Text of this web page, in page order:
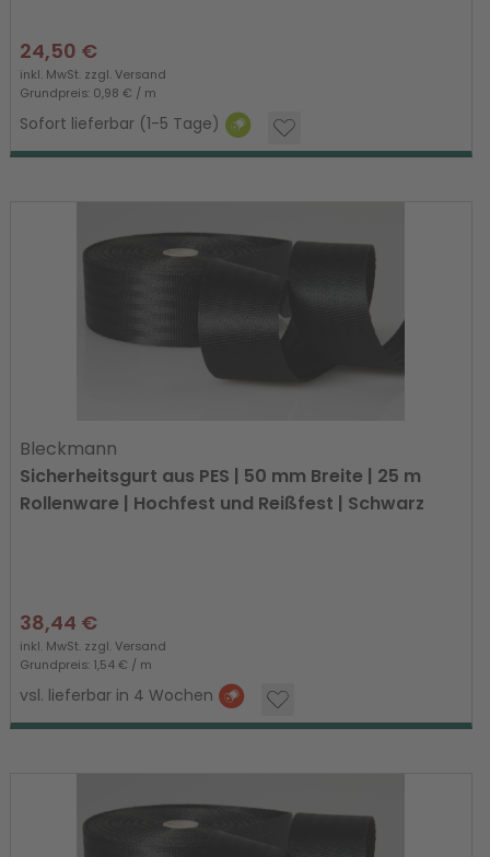
24,50 €
inkl. MwSt. zzgl.Versand
Grundpreis: 0,98 € / m
Sofort lieferbar (1-5 Tage)
Bleckmann
Sicherheitsgurt aus PES | 50 mm Breite | 25 m
Rollenware | Hochfest und Reißfest | Schwarz
38,44 €
inkl. MwSt. zzgl.Versand
Grundpreis: 1,54 € / m
vsl. lieferbar in 4 Wochen